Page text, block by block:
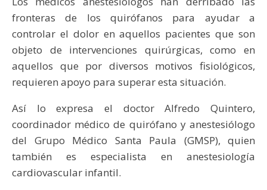
fronteras de los quirófanos para ayudar a
controlar el dolor en aquellos pacientes que son
objeto de intervenciones quirúrgicas, como en
aquellos que por diversos motivos fisiológicos,
requieren apoyo para superar esta situación.
Así lo expresa el doctor Alfredo Quintero,
coordinador médico de quirófano y anestesiólogo
del Grupo Médico Santa Paula (GMSP), quien
también es especialista en anestesiología
cardiovascular infantil.